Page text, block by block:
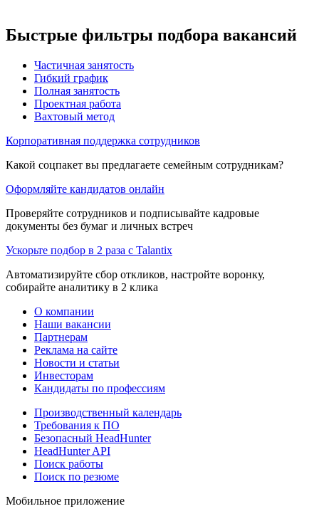
Быстрые фильтры подбора вакансий
Частичная занятость
Гибкий график
Полная занятость
Проектная работа
Вахтовый метод
Корпоративная поддержка сотрудников
Какой соцпакет вы предлагаете семейным сотрудникам?
Оформляйте кандидатов онлайн
Проверяйте сотрудников и подписывайте кадровые
документы без бумаг и личных встреч
Ускорьте подбор в 2 раза с Talantix
Автоматизируйте сбор откликов, настройте воронку,
собирайте аналитику в 2 клика
О компании
Наши вакансии
Партнерам
Реклама на сайте
Новости и статьи
Инвесторам
Кандидаты по профессиям
Производственный календарь
Требования к ПО
Безопасный HeadHunter
HeadHunter API
Поиск работы
Поиск по резюме
Мобильное приложение